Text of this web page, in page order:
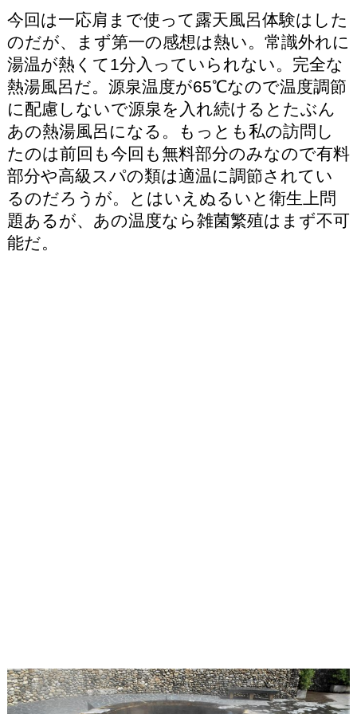
今回は一応肩まで使って露天風呂体験はした
のだが、まず第一の感想は熱い。常識外れに
湯温が熱くて1分入っていられない。完全な
熱湯風呂だ。源泉温度が65℃なので温度調節
に配慮しないで源泉を入れ続けるとたぶん
あの熱湯風呂になる。もっとも私の訪問し
たのは前回も今回も無料部分のみなので有料
部分や高級スパの類は適温に調節されてい
るのだろうが。とはいえぬるいと衛生上問
題あるが、あの温度なら雑菌繁殖はまず不可
能だ。